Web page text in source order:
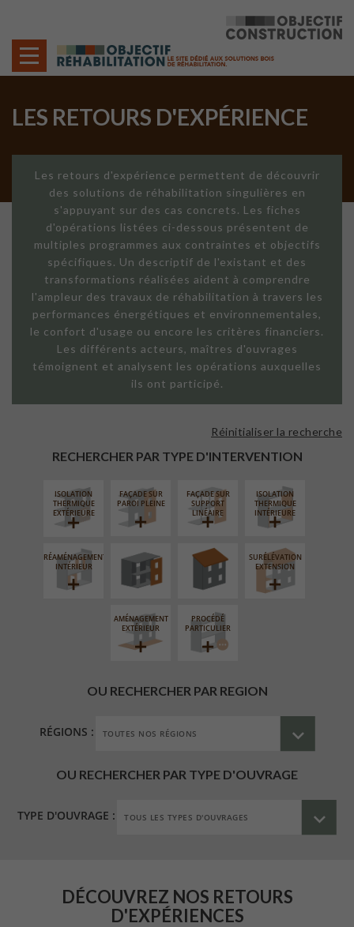
LES RETOURS D'EXPÉRIENCE
Les retours d'expérience permettent de découvrir
des solutions de réhabilitation singulières en
s'appuyant sur des cas concrets. Les fiches
d'opérations listées ci-dessous présentent de
multiples programmes aux contraintes et objectifs
spécifiques. Un descriptif de l'existant et des
transformations réalisées aident à comprendre
l'ampleur des travaux de réhabilitation à travers les
performances énergétiques et environnementales,
le confort d'usage ou encore les critères financiers.
Les différents acteurs, maîtres d'ouvrages
témoignent et analysent les opérations auxquelles
ils ont participé.
RECHERCHER PAR TYPE D'INTERVENTION
Réinitialiser la recherche
ISOLATION
THERMIQUE
EXTÉRIEURE
FAÇADE SUR
PAROI PLEINE
FAÇADE SUR
SUPPORT
LINÉAIRE
ISOLATION
THERMIQUE
INTÉRIEURE
RÉAMÉNAGEMENT
INTÉRIEUR
FERMETURE
LOGGIAS
RÉFECTION DES
TOITURES
SURÉLÉVATION
EXTENSION
AMÉNAGEMENT
EXTÉRIEUR
PROCÉDÉ
PARTICULIER
OU RECHERCHER PAR REGION
RÉGIONS :
OU RECHERCHER PAR TYPE D'OUVRAGE
TYPE D'OUVRAGE :
DÉCOUVREZ NOS RETOURS
D'EXPÉRIENCES